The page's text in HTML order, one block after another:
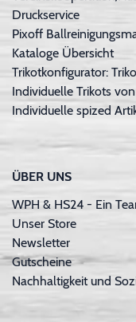
Druckservice
Pixoff
Kataloge Übersicht
Trikotkonfigurator:
Individuelle Trikots
Individuelle spized
ÜBER UNS
WPH & HS24 - Ein
Unser Store
Newsletter
Gutscheine
Nachhaltigkeit und